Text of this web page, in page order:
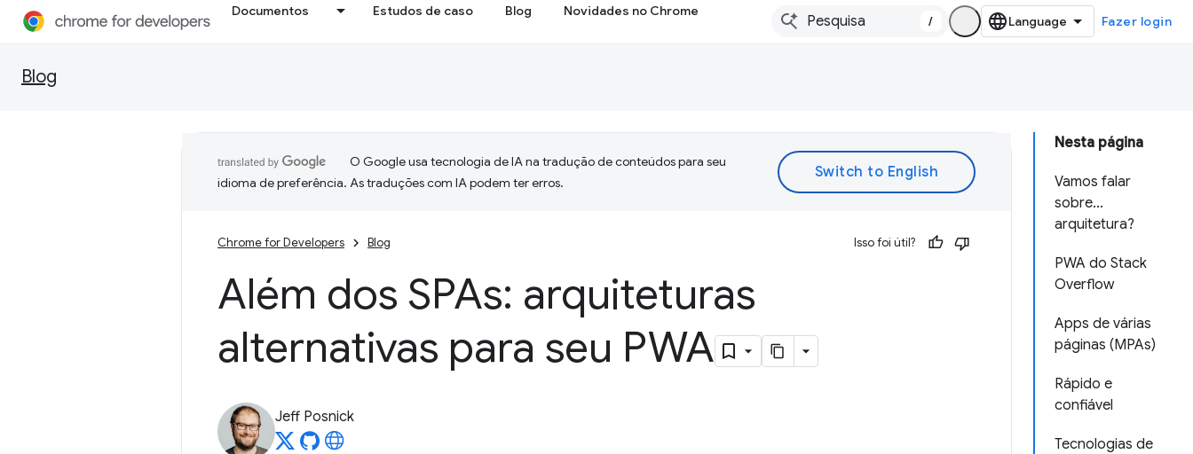
Documentos Estudos de caso Blog Novidades no Chrome
/ Fazer login
Blog
Nesta página
Vamos falar
sobre...
arquitetura?
PWA do Stack
Overflow
Apps de várias
páginas (MPAs)
Rápido e
confiável
Tecnologias de
O Google usa tecnologia de IA na tradução de conteúdos para seu
idioma de preferência. As traduções com IA podem ter erros.
Chrome for Developers Blog Isso foi útil?
Além dos SPAs: arquiteturas
alternativas para seu PWA
Jeff Posnick